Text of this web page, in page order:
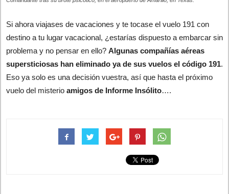
Si ahora viajases de vacaciones y te tocase el vuelo 191 con
destino a tu lugar vacacional, ¿estarías dispuesto a embarcar sin
problema y no pensar en ello? Algunas compañías aéreas
supersticiosas han eliminado ya de sus vuelos el código 191.
Eso ya solo es una decisión vuestra, así que hasta el próximo
vuelo del misterio amigos de Informe Insólito….